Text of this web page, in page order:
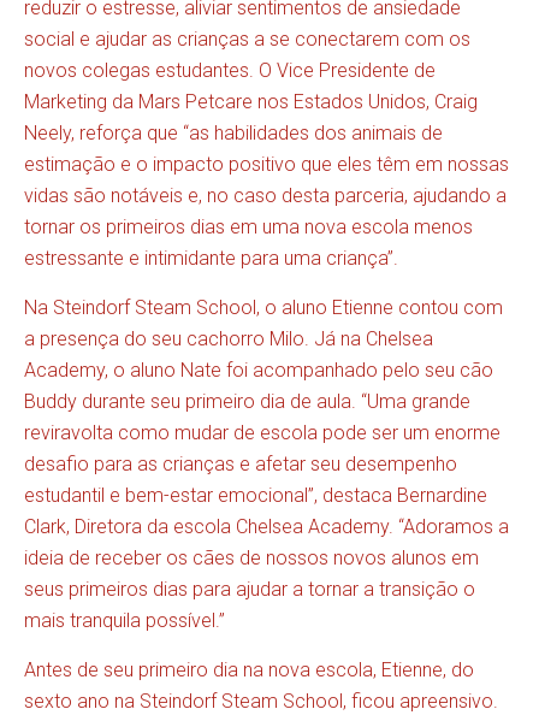
reduzir o estresse, aliviar sentimentos de ansiedade
social e ajudar as crianças a se conectarem com os
novos colegas estudantes. O Vice Presidente de
Marketing da Mars Petcare nos Estados Unidos, Craig
Neely, reforça que “as habilidades dos animais de
estimação e o impacto positivo que eles têm em nossas
vidas são notáveis e, no caso desta parceria, ajudando a
tornar os primeiros dias em uma nova escola menos
estressante e intimidante para uma criança”.
Na Steindorf Steam School, o aluno Etienne contou com
a presença do seu cachorro Milo. Já na Chelsea
Academy, o aluno Nate foi acompanhado pelo seu cão
Buddy durante seu primeiro dia de aula. “Uma grande
reviravolta como mudar de escola pode ser um enorme
desafio para as crianças e afetar seu desempenho
estudantil e bem-estar emocional”, destaca Bernardine
Clark, Diretora da escola Chelsea Academy. “Adoramos a
ideia de receber os cães de nossos novos alunos em
seus primeiros dias para ajudar a tornar a transição o
mais tranquila possível.”
Antes de seu primeiro dia na nova escola, Etienne, do
sexto ano na Steindorf Steam School, ficou apreensivo.